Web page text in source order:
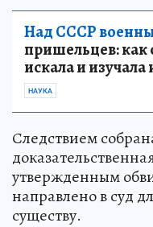
Над СССР
пришельцев: как
искала и
НАУКА
Следствием
утвержденным
направлено в суд
существу.